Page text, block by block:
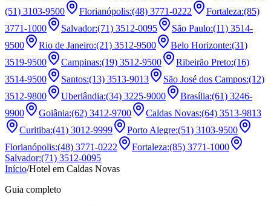
(51) 3103-9500
Florianópolis:(48) 3771-0222 Fortaleza:(85)
3771-1000
Salvador:(71) 3512-0095 São Paulo:(11) 3514-
9500
Rio de Janeiro:(21) 3512-9500 Belo Horizonte:(31)
3519-9500
Campinas:(19) 3512-9500 Ribeirão Preto:(16)
3514-9500
Santos:(13) 3513-9013 São José dos Campos:(12)
3512-9800
Uberlândia:(34) 3225-9000 Brasília:(61) 3246-
9900
Goiânia:(62) 3412-9700 Caldas Novas:(64) 3513-9813
Curitiba:(41) 3012-9999 Porto Alegre:(51) 3103-9500
Florianópolis:(48) 3771-0222 Fortaleza:(85) 3771-1000
Salvador:(71) 3512-0095
Início/Hotel em Caldas Novas
Guia completo